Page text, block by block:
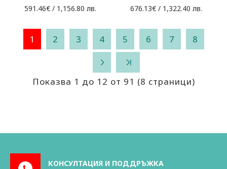
591.46€ / 1,156.80 лв. 676.13€ / 1,322.40 лв.
1 2 3 4 5 6 7 8
Показва 1 до 12 от 91 (8 страници)
КОНСУЛТАЦИЯ И ПОДДРЪЖКА